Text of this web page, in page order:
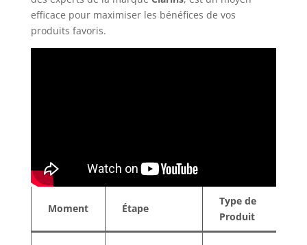
efficace pour maximiser les bénéfices de vos
produits favoris.
Moment Étape
Type de
Produit